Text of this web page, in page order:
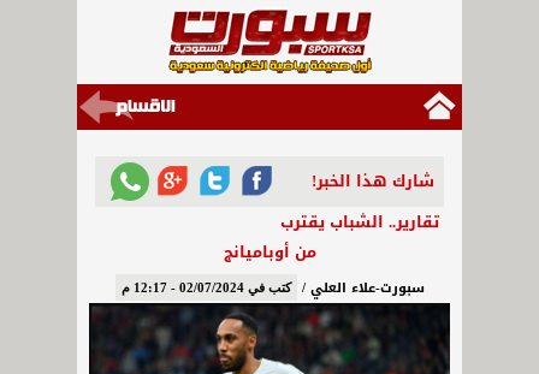
شارك هذا الخبر!
تقارير.. الشباب يقترب
من أوباميانج
سبورت-علاء العلي / كتب في 02/07/2024 - 12:17 م